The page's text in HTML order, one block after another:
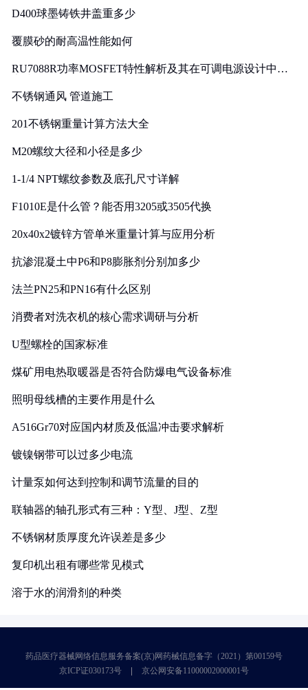
D400球墨铸铁井盖重多少
覆膜砂的耐高温性能如何
RU7088R功率MOSFET特性解析及其在可调电源设计中的
不锈钢通风 管道施工
201不锈钢重量计算方法大全
M20螺纹大径和小径是多少
1-1/4 NPT螺纹参数及底孔尺寸详解
F1010E是什么管？能否用3205或3505代换
20x40x2镀锌方管单米重量计算与应用分析
抗渗混凝土中P6和P8膨胀剂分别加多少
法兰PN25和PN16有什么区别
消费者对洗衣机的核心需求调研与分析
U型螺栓的国家标准
煤矿用电热取暖器是否符合防爆电气设备标准
照明母线槽的主要作用是什么
A516Gr70对应国内材质及低温冲击要求解析
镀镍钢带可以过多少电流
计量泵如何达到控制和调节流量的目的
联轴器的轴孔形式有三种：Y型、J型、Z型
不锈钢材质厚度允许误差是多少
复印机出租有哪些常见模式
溶于水的润滑剂的种类
药品医疗器械网络信息服务备案(京)网药械信息备字（2021）第00159号
京ICP证030173号
京公网安备11000002000001号